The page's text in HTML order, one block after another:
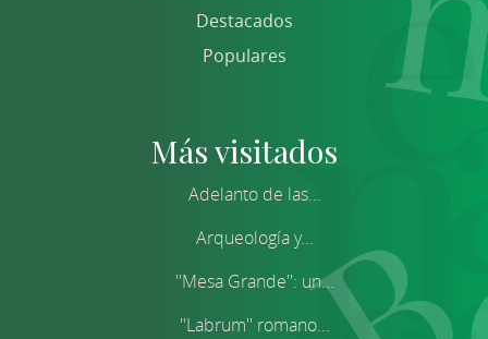
Destacados
Populares
Más visitados
Adelanto de las...
Arqueología y...
''Mesa Grande'': un...
''Labrum'' romano...